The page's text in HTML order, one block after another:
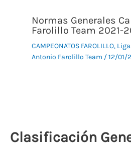
Normas Generales
Farolillo Team 2021-
CAMPEONATOS FAROLILLO,
Antonio Farolillo Team /12/01/
Clasificación